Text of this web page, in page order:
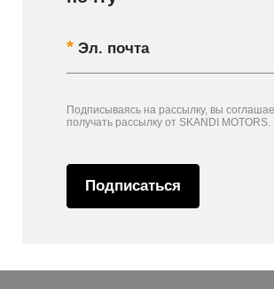
Эл. почта
Подписываясь на рассылку, вы
получать рассылку от SKANDI MOTORS.
Подписаться